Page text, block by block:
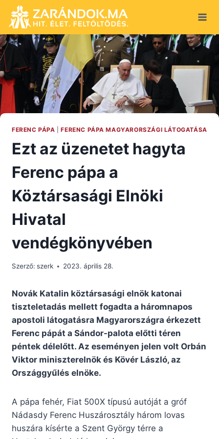
content
FERENC PÁPA |FERENC PÁPA MAGYARORSZÁGI LÁTOGATÁSA
Ezt az üzenetet hagyta
Ferenc pápa a
Köztársasági Elnöki
Hivatal
vendégkönyvében
Szerző: szerk 2023. április 28.
Novák Katalin köztársasági elnök katonai
tiszteletadás mellett fogadta a háromnapos
apostoli látogatásra Magyarországra érkezett
Ferenc pápát a Sándor-palota előtti téren
péntek délelőtt. Az eseményen jelen volt Orbán
Viktor miniszterelnök és Kövér László, az
Országgyűlés elnöke.
A pápa fehér, Fiat 500X típusú autóját a gróf
Nádasdy Ferenc Huszárosztály három lovas
huszára kísérte a Szent György térre a